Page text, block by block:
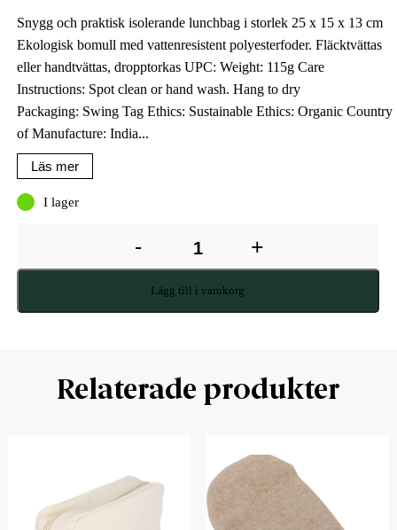
Snygg och praktisk isolerande lunchbag i storlek 25 x 15 x 13 cm
Ekologisk bomull med vattenresistent polyesterfoder. Fläcktvättas
eller handtvättas, dropptorkas UPC: Weight: 115g Care
Instructions: Spot clean or hand wash. Hang to dry
Packaging: Swing Tag Ethics: Sustainable Ethics: Organic Country
of Manufacture: India...
Läs mer
I lager
- +
Lägg till i varukorg
Relaterade produkter